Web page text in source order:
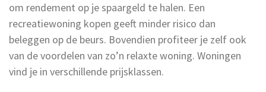
om rendement op je spaargeld te halen. Een
recreatiewoning kopen geeft minder risico dan
beleggen op de beurs. Bovendien profiteer je zelf ook
van de voordelen van zo’n relaxte woning. Woningen
vind je in verschillende prijsklassen.